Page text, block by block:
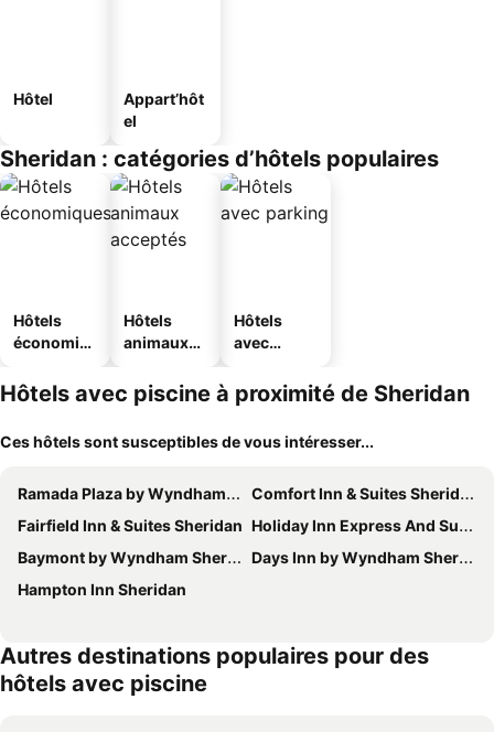
Hôtel
Appart’hôt
el
Sheridan : catégories d’hôtels populaires
Hôtels
économiq
Hôtels
animaux
Hôtels
avec
Hôtels avec piscine à proximité de Sheridan
Ces hôtels sont susceptibles de vous intéresser...
Ramada Plaza by Wyndham Sheridan Hotel & Convention Center
Comfort Inn & Suites Sheridan
Fairfield Inn & Suites Sheridan Holiday Inn Express And Suites Sheridan South By Ihg
Baymont by Wyndham Sheridan
Days Inn by Wyndham Sheridan
Hampton Inn Sheridan
Autres destinations populaires pour des
hôtels avec piscine